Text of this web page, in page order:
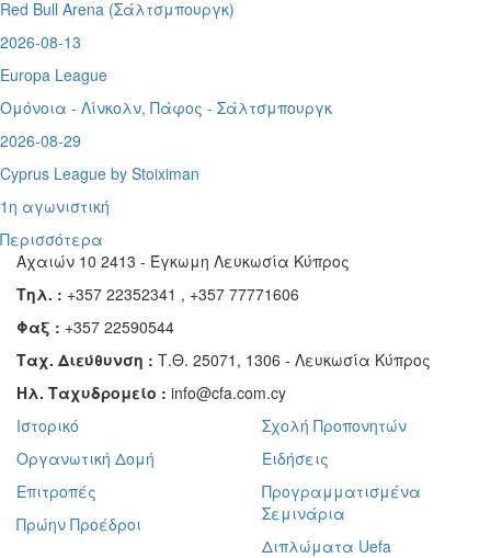
Red Bull Arena (Σάλτσμπουργκ)
2026-08-13
Europa League
Ομόνοια - Λίνκολν, Πάφος - Σάλτσμπουργκ
2026-08-29
Cyprus League by Stoiximan
1η αγωνιστική
Περισσότερα
Αχαιών 10 2413 - Έγκωμη Λευκωσία Κύπρος
Τηλ. : +357 22352341 , +357 77771606
Φαξ : +357 22590544
Ταχ. Διεύθυνση : Τ.Θ. 25071, 1306 - Λευκωσία Κύπρος
Ηλ. Ταχυδρομείο : info@cfa.com.cy
Ιστορικό
Οργανωτική Δομή
Επιτροπές
Πρώην Προέδροι
Σχολή Προπονητών
Ειδήσεις
Προγραμματισμένα
Σεμινάρια
Διπλώματα Uefa